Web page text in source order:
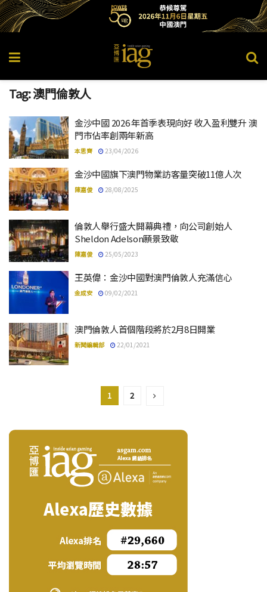
Tag:澳門倫敦人
金沙中國 2026 年首季表現向好 收入盈利雙升 澳
門市佔率創兩年新高
本思齊 23/04/2026
金沙中國旗下澳門物業訪客量突破11億人次
陳嘉俊 28/08/2025
倫敦人舉行盛大開幕典禮，向公司創始人
Sheldon Adelson願景致敬
陳嘉俊 25/05/2023
王英偉：金沙中國對澳門倫敦人充滿信心
金成安 09/02/2021
澳門倫敦人首個階段將於2月8日開業
新聞編輯部 22/01/2021
1 2